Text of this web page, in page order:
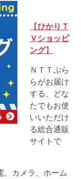
【ひかりＴ
Ｖショッピ
ング】
ＮＴＴぷら
らがお届け
する、どな
たでもお使
いいただけ
る総合通販
サイトで
、カメラ、ホーム